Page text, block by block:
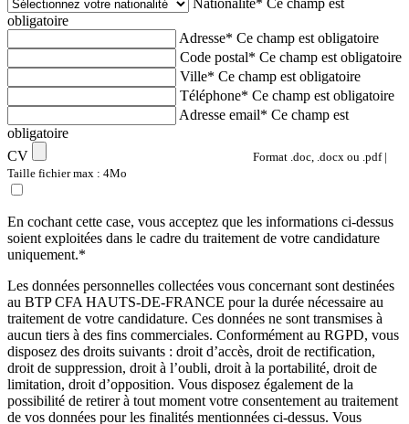
Nationalité* Ce champ est
obligatoire
Adresse* Ce champ est obligatoire
Code postal* Ce champ est obligatoire
Ville* Ce champ est obligatoire
Téléphone* Ce champ est obligatoire
Adresse email* Ce champ est
obligatoire
CV
Format .doc, .docx ou .pdf |
Taille fichier max : 4Mo
En cochant cette case, vous acceptez que les informations ci-dessus
soient exploitées dans le cadre du traitement de votre candidature
uniquement.*
Les données personnelles collectées vous concernant sont destinées
au BTP CFA HAUTS-DE-FRANCE pour la durée nécessaire au
traitement de votre candidature. Ces données ne sont transmises à
aucun tiers à des fins commerciales. Conformément au RGPD, vous
disposez des droits suivants : droit d’accès, droit de rectification,
droit de suppression, droit à l’oubli, droit à la portabilité, droit de
limitation, droit d’opposition. Vous disposez également de la
possibilité de retirer à tout moment votre consentement au traitement
de vos données pour les finalités mentionnées ci-dessus. Vous